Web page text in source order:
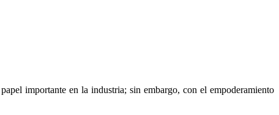
importante en la industria; sin embargo, con el empoderamiento